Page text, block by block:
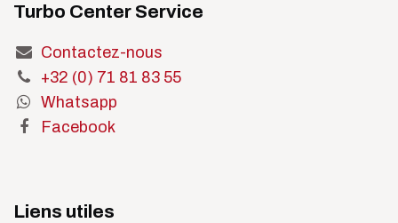
Turbo Center Service
Contactez-nous
+32 (0) 71 81 83 55
Whatsapp
Facebook
Liens utiles